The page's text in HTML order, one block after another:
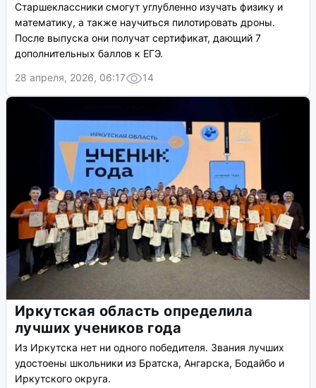
Старшеклассники смогут углубленно изучать физику и
математику, а также научиться пилотировать дроны.
После выпуска они получат сертификат, дающий 7
дополнительных баллов к ЕГЭ.
28 апреля, 2026, 06:17
14
Иркутская область определила
лучших учеников года
Из Иркутска нет ни одного победителя. Звания лучших
удостоены школьники из Братска, Ангарска, Бодайбо и
Иркутского округа.